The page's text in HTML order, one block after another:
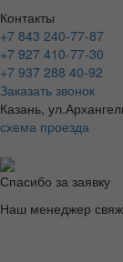
Контакты
+7 843 240-77-87
+7 927 410-77-30
+7 937 288 40-92
Заказать звонок
Казань,
схема проезда
Спасибо за заявку
Наш менеджер